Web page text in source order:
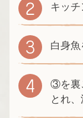
キッチ
白身魚
③を裏
とれ